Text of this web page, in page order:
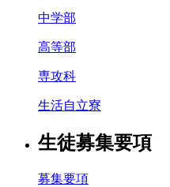
中学部
高等部
専攻科
生活自立寮
生徒募集要項
募集要項